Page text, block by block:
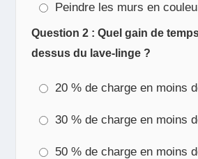
Peindre les murs en
Question 2 : Quel gain de
dessus du lave-linge ?
20 % de charge en moins
30 % de charge en moins
50 % de charge en moins